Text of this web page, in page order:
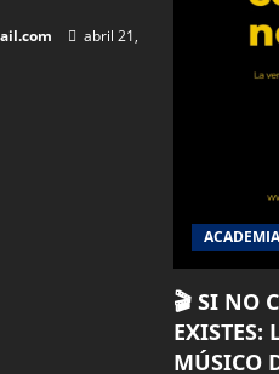
abril 21,
🎬 SI NO
EXISTES:
MÚSICO